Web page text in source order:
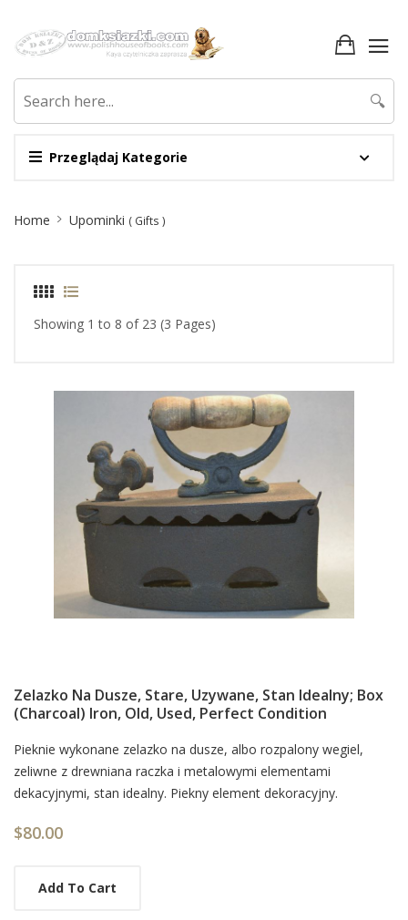
Przeglądaj Kategorie
🔍
Breadcrumb
Home Upominki ( Gifts )
Showing 1 to 8 of 23 (3 Pages)
Zelazko Na Dusze, Stare, Uzywane, Stan Idealny; Box
(charcoal) Iron, Old, Used, Perfect Condition
Card
List
Article
Pieknie wykonane zelazko na dusze, albo rozpalony wegiel,
zeliwne z drewniana raczka i metalowymi elementami
dekacyjnymi, stan idealny. Piekny element dekoracyjny.
$80.00
Add To Cart